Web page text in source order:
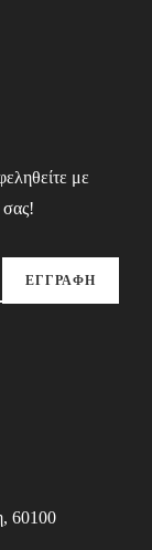
με
ΕΓΓΡΑΦΗ
60100